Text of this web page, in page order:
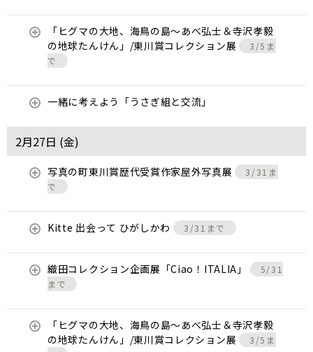
「ヒグマの大地、海鳥の島～あべ弘士＆寺沢孝毅
の地球たんけん」/東川賞コレクション展
3/5ま
で
一緒に考えよう「うさぎ組と交流」
2月27日 (金)
写真の町東川賞歴代受賞作家屋外写真展
3/31ま
で
Kitte 出会って ひがしかわ 3/31まで
織田コレクション企画展「Ciao！ITALIA」
5/31
まで
「ヒグマの大地、海鳥の島～あべ弘士＆寺沢孝毅
の地球たんけん」/東川賞コレクション展
3/5ま